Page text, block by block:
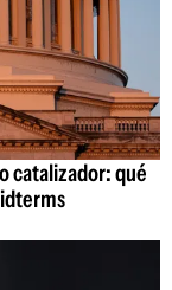
catalizador: qué